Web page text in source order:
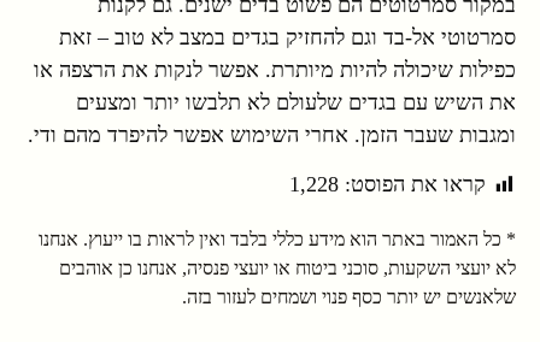
סמרטוטי אל-בד וגם להחזיק בגדים במצב לא טוב – זאת
כפילות שיכולה להיות מיותרת. אפשר לנקות את הרצפה או
את השיש עם בגדים שלעולם לא תלבשו יותר ומצעים
ומגבות שעבר הזמן. אחרי השימוש אפשר להיפרד מהם ודי.
קראו את הפוסט: 1,228
* כל האמור באתר הוא מידע כללי בלבד ואין לראות בו ייעוץ. אנחנו
לא יועצי השקעות, סוכני ביטוח או יועצי פנסיה, אנחנו כן אוהבים
שלאנשים יש יותר כסף פנוי ושמחים לעזור בזה.